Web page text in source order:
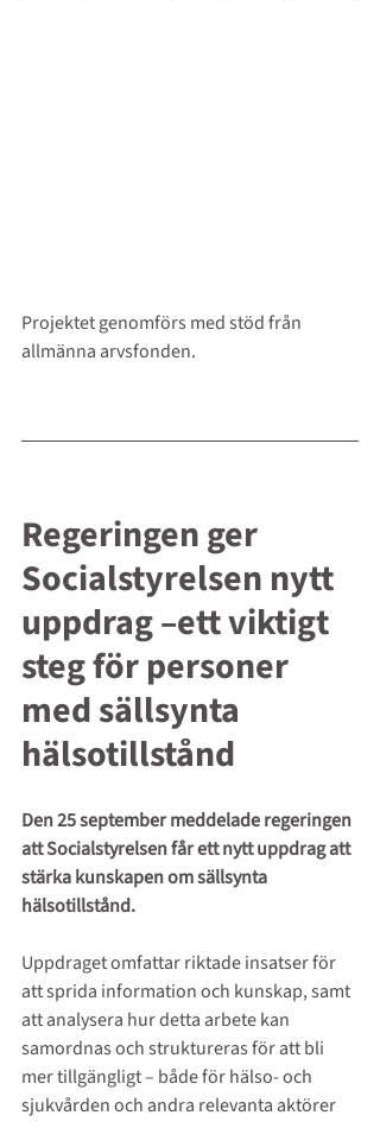
Projektet genomförs med stöd från
allmänna arvsfonden.
Regeringen ger
Socialstyrelsen nytt
uppdrag –ett viktigt
steg för personer
med sällsynta
hälsotillstånd
Den 25 september meddelade regeringen
att Socialstyrelsen får ett nytt uppdrag att
stärka kunskapen om sällsynta
hälsotillstånd.
Uppdraget omfattar riktade insatser för
att sprida information och kunskap, samt
att analysera hur detta arbete kan
samordnas och struktureras för att bli
mer tillgängligt – både för hälso- och
sjukvården och andra relevanta aktörer